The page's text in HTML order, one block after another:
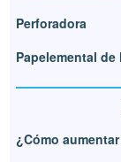
Perforadora
Papelemental de
¿Cómo